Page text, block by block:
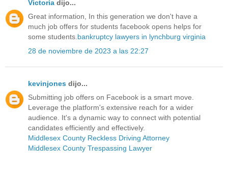
Victoria dijo...
Great information, In this generation we don't have a
much job offers for students facebook opens helps for
some students.bankruptcy lawyers in lynchburg virginia
28 de noviembre de 2023 a las 22:27
kevinjones dijo...
Submitting job offers on Facebook is a smart move.
Leverage the platform's extensive reach for a wider
audience. It's a dynamic way to connect with potential
candidates efficiently and effectively.
Middlesex County Reckless Driving Attorney
Middlesex County Trespassing Lawyer